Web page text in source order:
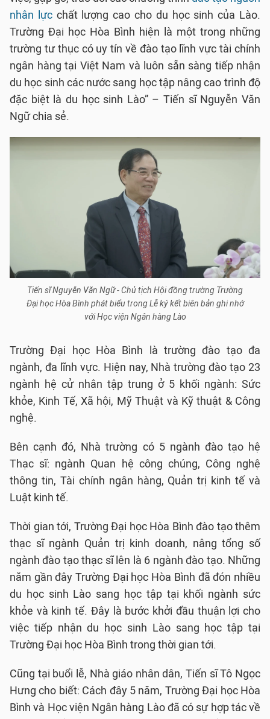
nhân lựcchất lượng cao cho du học sinh của Lào.
Trường Đại học Hòa Bình hiện là một trong những
trường tư thục có uy tín về đào tạo lĩnh vực tài chính
ngân hàng tại Việt Nam và luôn sẵn sàng tiếp nhận
du học sinh các nước sang học tập nâng cao trình độ
đặc biệt là du học sinh Lào” – Tiến sĩ Nguyễn Văn
Ngữ chia sẻ.
Tiến sĩ Nguyễn Văn Ngữ - Chủ tịch Hội đồng trường Trường
Đại học Hòa Bình phát biểu trong Lễ ký kết biên bản ghi nhớ
với Học viện Ngân hàng Lào
Trường Đại học Hòa Bình là trường đào tạo đa
ngành, đa lĩnh vực. Hiện nay, Nhà trường đào tạo 23
ngành hệ cử nhân tập trung ở 5 khối ngành: Sức
khỏe, Kinh Tế, Xã hội, Mỹ Thuật và Kỹ thuật & Công
nghệ.
Bên cạnh đó, Nhà trường có 5 ngành đào tạo hệ
Thạc sĩ: ngành Quan hệ công chúng, Công nghệ
thông tin, Tài chính ngân hàng, Quản trị kinh tế và
Luật kinh tế.
Thời gian tới, Trường Đại học Hòa Bình đào tạo thêm
thạc sĩ ngành Quản trị kinh doanh, nâng tổng số
ngành đào tạo thạc sĩ lên là 6 ngành đào tạo. Những
năm gần đây Trường Đại học Hòa Bình đã đón nhiều
du học sinh Lào sang học tập tại khối ngành sức
khỏe và kinh tế. Đây là bước khởi đầu thuận lợi cho
việc tiếp nhận du học sinh Lào sang học tập tại
Trường Đại học Hòa Bình trong thời gian tới.
Cũng tại buổi lễ, Nhà giáo nhân dân, Tiến sĩ Tô Ngọc
Hưng cho biết: Cách đây 5 năm, Trường Đại học Hòa
Bình và Học viện Ngân hàng Lào đã có sự hợp tác về